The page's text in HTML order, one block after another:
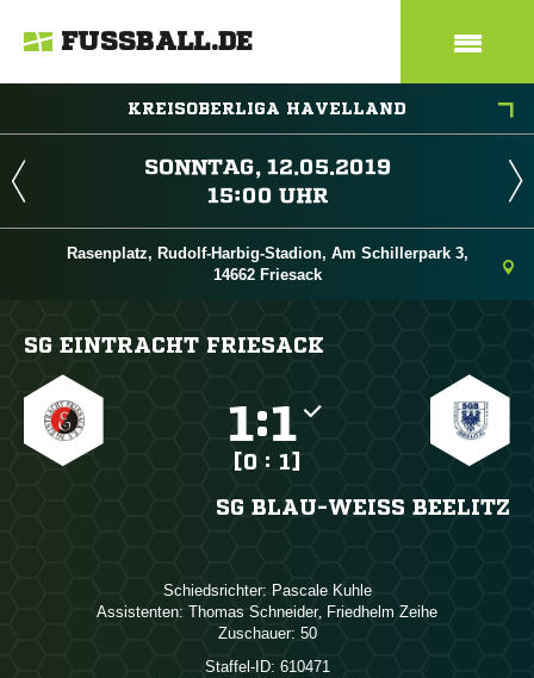
FUSSBALL.DE
KREISOBERLIGA HAVELLAND
 
 
Rasenplatz, Rudolf-Harbig-Stadion, Am Schillerpark 3,
14662 Friesack
SG EINTRACHT FRIESACK
:
[0 : 1]
SG BLAU-WEISS BEELITZ
Schiedsrichter:  
Assistenten:  ,  
Zuschauer: 50
Staffel-ID: 610471